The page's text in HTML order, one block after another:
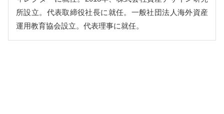
所設立。代表取締役社長に就任。一般社団法人海外資産
運用教育協会設立。代表理事に就任。